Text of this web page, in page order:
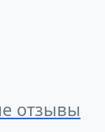
отзывы